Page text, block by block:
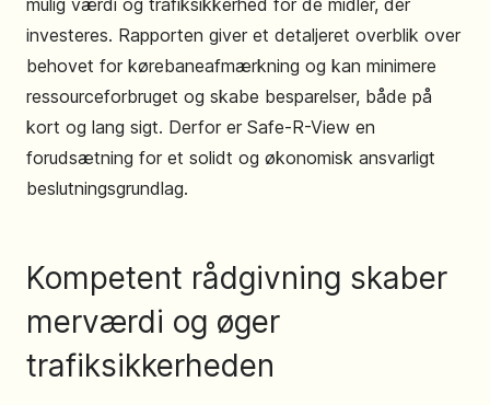
investeres. Rapporten giver et detaljeret overblik over
behovet for kørebaneafmærkning og kan minimere
ressourceforbruget og skabe besparelser, både på
kort og lang sigt. Derfor er Safe-R-View en
forudsætning for et solidt og økonomisk ansvarligt
beslutningsgrundlag.
Kompetent rådgivning skaber
merværdi og øger
trafiksikkerheden